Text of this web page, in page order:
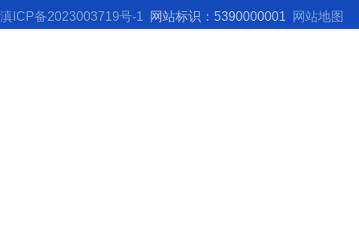
滇ICP备2023003719号-1
网站标识：5390000001 网站地图